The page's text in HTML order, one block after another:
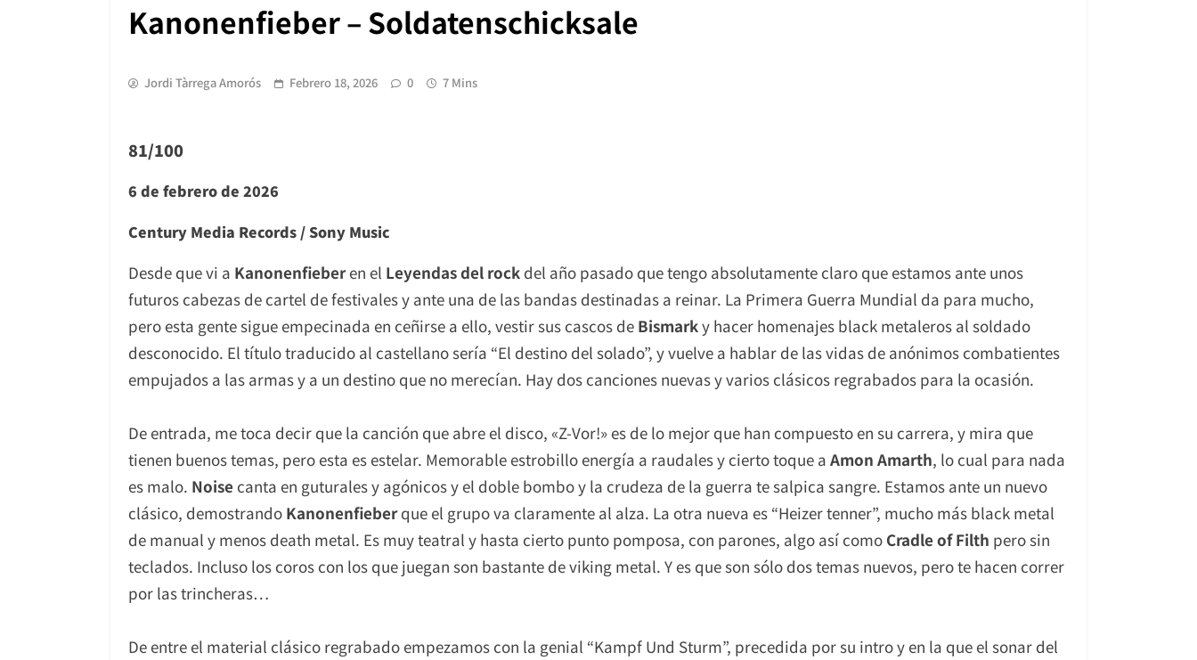
Kanonenfieber – Soldatenschicksale
Jordi Tàrrega Amorós Febrero 18, 2026 0 7 Mins
81/100
6 de febrero de 2026
Century Media Records / Sony Music
Desde que vi a Kanonenfieberen el Leyendas del rock del año pasado que tengo absolutamente claro que estamos ante unos
futuros cabezas de cartel de festivales y ante una de las bandas destinadas a reinar. La Primera Guerra Mundial da para mucho,
pero esta gente sigue empecinada en ceñirse a ello, vestir sus cascos de Bismarky hacer homenajes black metaleros al soldado
desconocido. El título traducido al castellano sería “El destino del solado”, y vuelve a hablar de las vidas de anónimos combatientes
empujados a las armas y a un destino que no merecían. Hay dos canciones nuevas y varios clásicos regrabados para la ocasión.
De entrada, me toca decir que la canción que abre el disco, «Z-Vor!» es de lo mejor que han compuesto en su carrera, y mira que
tienen buenos temas, pero esta es estelar. Memorable estrobillo energía a raudales y cierto toque a Amon Amarth, lo cual para nada
es malo. Noise canta en guturales y agónicos y el doble bombo y la crudeza de la guerra te salpica sangre. Estamos ante un nuevo
clásico, demostrando Kanonenfieberque el grupo va claramente al alza. La otra nueva es “Heizer tenner”, mucho más black metal
de manual y menos death metal. Es muy teatral y hasta cierto punto pomposa, con parones, algo así como Cradle of Filth pero sin
teclados. Incluso los coros con los que juegan son bastante de viking metal. Y es que son sólo dos temas nuevos, pero te hacen correr
por las trincheras…
De entre el material clásico regrabado empezamos con la genial “Kampf Und Sturm”, precedida por su intro y en la que el sonar del